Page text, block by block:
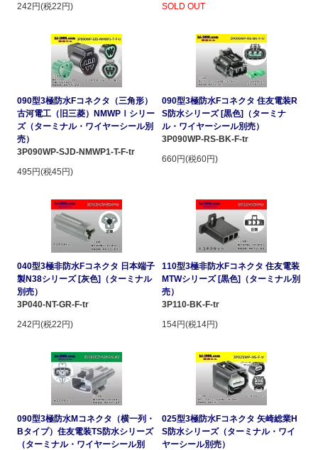
242円(税22円) SOLD OUT
090型3極防水Fコネクタ（三角形）
古河電工（旧三菱）NMWPⅠシリー
ズ（ターミナル・ワイヤーシール別
売）
3P090WP-SJD-NMWP1-T-F-tr
495円(税45円)
090型3極防水Fコネクタ 住友電装R
S防水シリーズ [黒色]（ターミナ
ル・ワイヤーシール別売）
3P090WP-RS-BK-F-tr
660円(税60円)
040型3極非防水Fコネクタ 日本端子
製N38シリーズ [灰色]（ターミナル
別売）
3P040-NT-GR-F-tr
242円(税22円)
110型3極非防水Fコネクタ 住友電装
MTWシリーズ [黒色]（ターミナル別
売）
3P110-BK-F-tr
154円(税14円)
090型3極防水Mコネクタ（横一列・
Bタイプ）住友電装TS防水シリーズ
（ターミナル・ワイヤーシール別
025型3極防水Fコネクタ 矢崎総業H
S防水シリーズ（ターミナル・ワイ
ヤーシール別売）